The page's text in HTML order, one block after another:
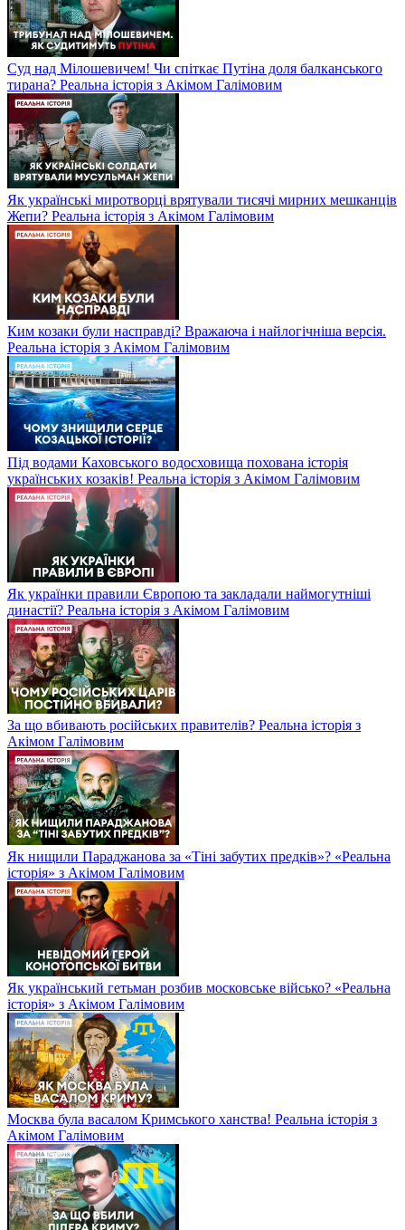
Суд над Мілошевичем! Чи спіткає Путіна доля балканського
тирана? Реальна історія з Акімом Галімовим
Як українські миротворці врятували тисячі мирних мешканців
Жепи? Реальна історія з Акімом Галімовим
Ким козаки були насправді? Вражаюча і найлогічніша версія.
Реальна історія з Акімом Галімовим
Під водами Каховського водосховища похована історія
українських козаків! Реальна історія з Акімом Галімовим
Як українки правили Європою та закладали наймогутніші
династії? Реальна історія з Акімом Галімовим
За що вбивають російських правителів? Реальна історія з
Акімом Галімовим
Як нищили Параджанова за «Тіні забутих предків»? «Реальна
історія» з Акімом Галімовим
Як український гетьман розбив московське військо? «Реальна
історія» з Акімом Галімовим
Москва була васалом Кримського ханства! Реальна історія з
Акімом Галімовим